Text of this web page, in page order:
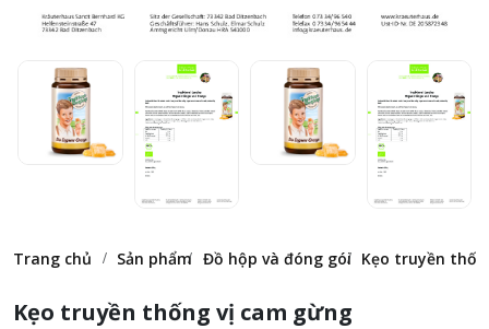
Trang chủ Sản phẩm Đồ hộp và đóng gói Kẹo truyền
Kẹo truyền thống vị cam gừng